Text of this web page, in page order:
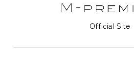
Official Site